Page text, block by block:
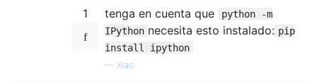
1 tenga en cuenta que
python -m
IPython necesita esto instalado: pip
install ipython
— Xiao